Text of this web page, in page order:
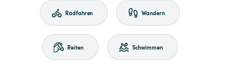
Radfahren Wandern
Reiten Schwimmen